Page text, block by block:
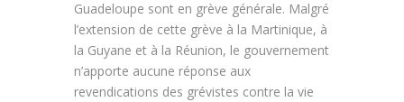
Guadeloupe sont en grève générale. Malgré
l’extension de cette grève à la Martinique, à
la Guyane et à la Réunion, le gouvernement
n’apporte aucune réponse aux
revendications des grévistes contre la vie